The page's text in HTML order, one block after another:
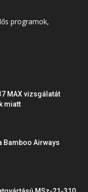
programok,
MAX vizsgálatát
miatt
Bamboo Airways